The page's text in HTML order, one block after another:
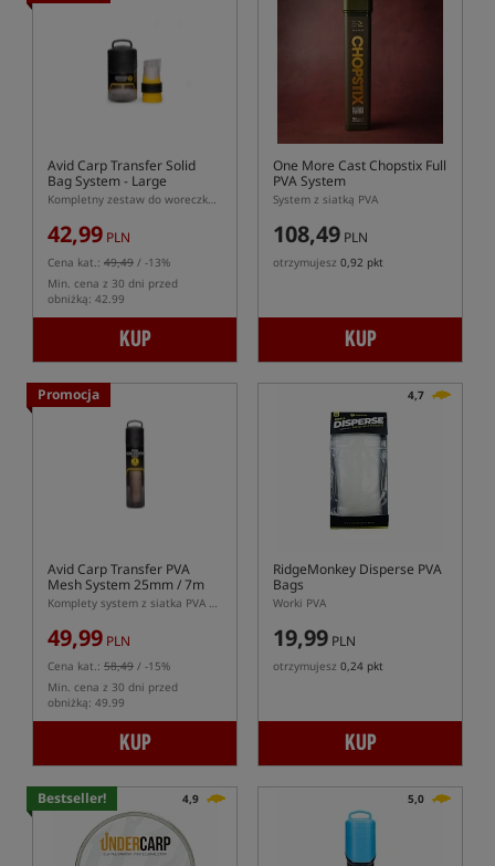
Avid Carp Transfer Solid
Bag System - Large
Kompletny zestaw do woreczków PVA
42,99 PLN
Cena kat.: 49,49 / -13%
Min. cena z 30 dni przed
obniżką: 42.99
KUP
One More Cast Chopstix Full
PVA System
System z siatką PVA
108,49 PLN
otrzymujesz 0,92 pkt
KUP
Promocja
Avid Carp Transfer PVA
Mesh System 25mm / 7m
Komplety system z siatka PVA o średnicy 25mm
49,99 PLN
Cena kat.: 58,49 / -15%
Min. cena z 30 dni przed
obniżką: 49.99
KUP
4,7
RidgeMonkey Disperse PVA
Bags
Worki PVA
19,99 PLN
otrzymujesz 0,24 pkt
KUP
Bestseller! 4,9 5,0